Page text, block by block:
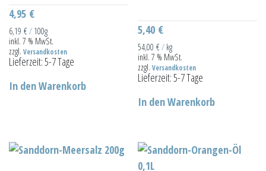
4,95 €
6,19 €/ 100g
inkl. 7 % MwSt.
zzgl. Versandkosten
Lieferzeit:5-7 Tage
In den Warenkorb
5,40 €
54,00€/ kg
inkl. 7 % MwSt.
zzgl.Versandkosten
Lieferzeit:5-7 Tage
In den Warenkorb